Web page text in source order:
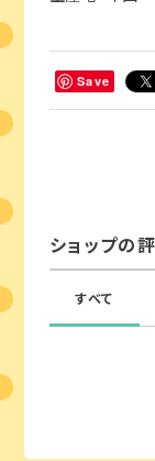
Save
ショップの
すべて